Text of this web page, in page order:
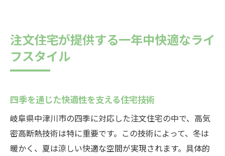
注文住宅が提供する一年中快適なライ
フスタイル
四季を通じた快適性を支える住宅技術
岐阜県中津川市の四季に対応した注文住宅の中で、高気
密高断熱技術は特に重要です。この技術によって、冬は
暖かく、夏は涼しい快適な空間が実現されます。具体的